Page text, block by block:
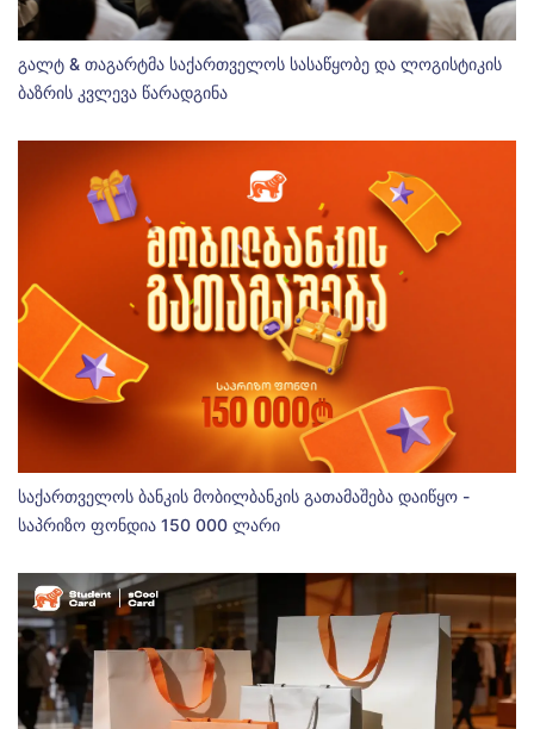
გალტ & თაგარტმა საქართველოს სასაწყობე და ლოგისტიკის
ბაზრის კვლევა წარადგინა
საქართველოს ბანკის მობილბანკის გათამაშება დაიწყო -
საპრიზო ფონდია 150 000 ლარი